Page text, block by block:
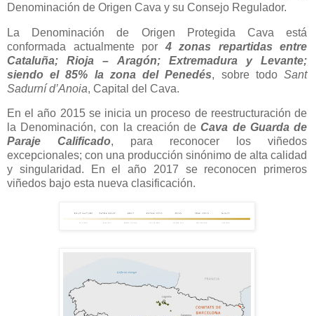
Denominación de Origen Cava y su Consejo Regulador.
La Denominación de Origen Protegida Cava está
conformada actualmente por 4 zonas repartidas entre
Cataluña; Rioja – Aragón; Extremadura y Levante;
siendo el 85% la zona del Penedés, sobre todoSant
Sadurní d’Anoia, Capital del Cava.
En el año 2015 se inicia un proceso de reestructuración de
la Denominación, con la creación deCava de Guarda de
Paraje Calificado, para reconocer los viñedos
excepcionales; con una producción sinónimo de alta calidad
y singularidad. En el año 2017 se reconocen primeros
viñedos bajo esta nueva clasificación.